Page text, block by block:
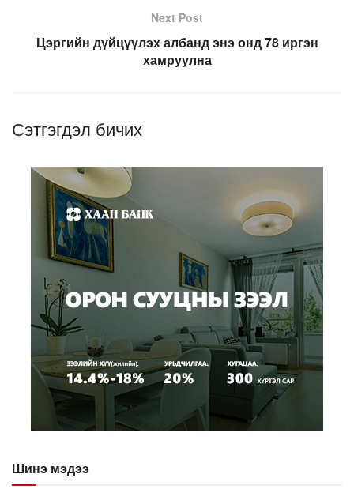
Next Post
Цэргийн дүйцүүлэх албанд энэ онд 78 иргэн
хамруулна
Сэтгэгдэл бичих
Шинэ мэдээ